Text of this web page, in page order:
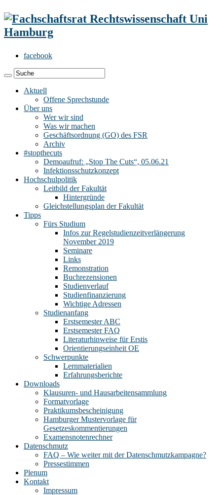
facebook
Aktuell
Offene Sprechstunde
Über uns
Wer wir sind
Was wir machen
Geschäftsordnung (GO) des FSR
Archiv
#stopthecuts
Demoaufruf: „Stop The Cuts“, 05.06.21
Infektionsschutzkonzept
Hochschulpolitik
Leitbild der Fakultät
Hintergründe
Gleichstellungsplan der Fakultät
Tipps
Fürs Studium
Infos zur Regelstudienzeitverlängerung
November 2019
Seminare
Links
Remonstration
Buchrezensionen
Studienverlauf
Studienfinanzierung
Wichtige Adressen
Studienanfang
Erstsemester ABC
Erstsemester FAQ
Literaturhinweise für Erstis
Orientierungseinheit OE
Schwerpunkte
Lernmaterialien
Erfahrungsberichte
Downloads
Klausuren- und Hausarbeitensammlung
Formatvorlage
Praktikumsbescheinigung
Hamburger Mustervorlage für
Gesetzeskommentierungen
Examensnotenrechner
Datenschmutz
FAQ – Wie weiter mit der Datenschmutzkampagne?
Pressestimmen
Plenum
Kontakt
Impressum